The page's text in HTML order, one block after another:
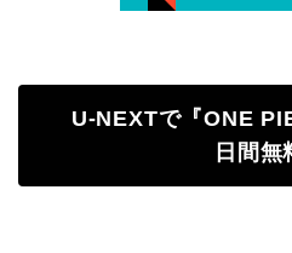
U-NEXTで『ONE
日間無